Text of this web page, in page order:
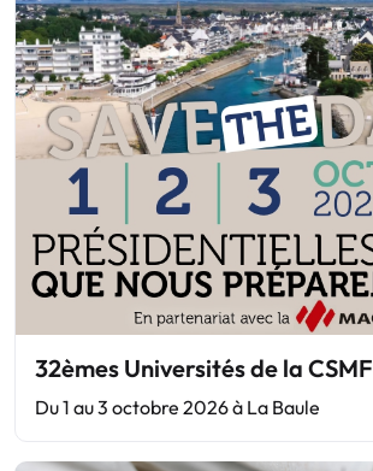
32èmes Universités de la CSMF
Du 1 au 3 octobre 2026 à La Baule